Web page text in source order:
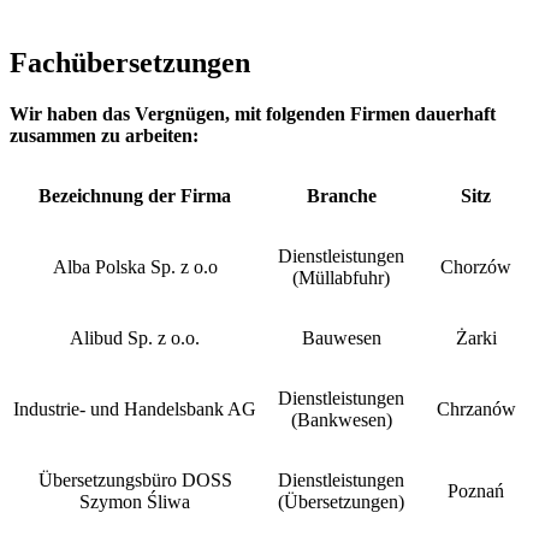
Fachübersetzungen
Wir haben das Vergnügen, mit folgenden Firmen dauerhaft
zusammen zu arbeiten:
Bezeichnung der Firma Branche Sitz
Alba Polska Sp. z o.o
Dienstleistungen
(Müllabfuhr)
Chorzów
Alibud Sp. z o.o. Bauwesen Żarki
Industrie- und Handelsbank AG
Dienstleistungen
(Bankwesen)
Chrzanów
Übersetzungsbüro DOSS
Szymon Śliwa
Dienstleistungen
(Übersetzungen)
Poznań